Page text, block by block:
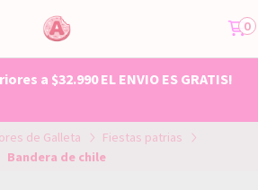
0
a $32.990 EL ENVIO ES GRATIS!
de Galleta
Fiestas patrias
Bandera de chile